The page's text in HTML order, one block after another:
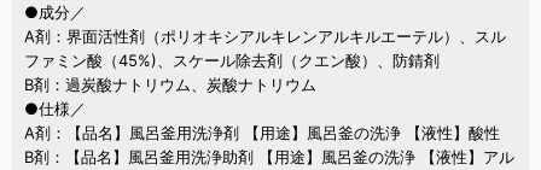
●成分／
A剤：界面活性剤（ポリオキシアルキレンアルキルエーテル）、スル
ファミン酸（45%)、スケール除去剤（クエン酸）、防錆剤
B剤：過炭酸ナトリウム、炭酸ナトリウム
●仕様／
A剤：【品名】風呂釜用洗浄剤 【用途】風呂釜の洗浄 【液性】酸性
B剤：【品名】風呂釜用洗浄助剤 【用途】風呂釜の洗浄 【液性】アル